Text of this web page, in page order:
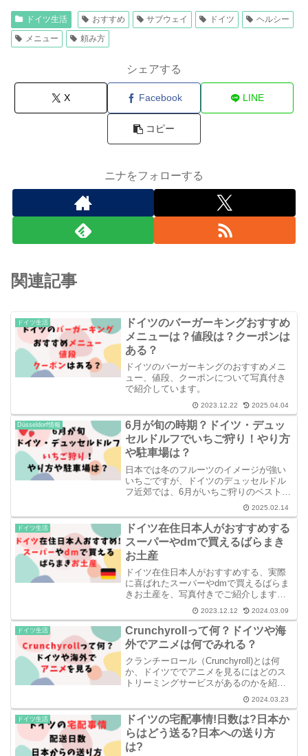
ドイツ生活 おすすめ サブウェイ ドイツ
ヘルシー
メニュー
頼み方
シェアする
X Facebook LINE
コピー
ニナをフォローする
関連記事
ドイツ生活
ドイツのバーガーキングおすすめ
メニューは？値段は？クーポンは
ある？
ドイツのバーガーキングのおすすめメニ
ュー、値段、クーポンについて写真付き
で紹介しています。
2023.12.22 2025.04.04
Düsseldorf情報
6月が旬の時期？ドイツ・デュッ
セルドルフでいちご狩り！やり方
や駐車場は？
日本では冬のフルーツのイメージが強い
いちごですが、ドイツのデュッセルドル
フ近郊では、6月がいちご狩りのベストシ
ーズンです。新鮮で美味しい近隣地域の
いちごをたっくさん食べられるのは、い
ちご狩りの醍醐味ですよね。我が家も毎
年必ず行っています！本...
2025.02.14
ドイツ生活
ドイツ在住日本人がおすすめする
スーパーやdmで買えるばらまき
お土産
ドイツ在住日本人がおすすめする、実際
に喜ばれたスーパーやdmで買えるばらま
きお土産を、写真付きでご紹介します。
日本で買うよりもドイツで買う方がお得
なものを中心に紹介しています♪
2023.12.12 2024.03.09
ドイツ生活
Crunchyrollって何？ドイツや海
外でアニメは何でみれる？
クランチーロール（Crunchyroll)とは何
か、ドイツででアニメを見るにはどのス
トリーミングサービスがあるのかを紹介
2024.03.23
ドイツ生活
ドイツの宅配事情!日数は?日本か
らはどう送る?日本への送り方
は?